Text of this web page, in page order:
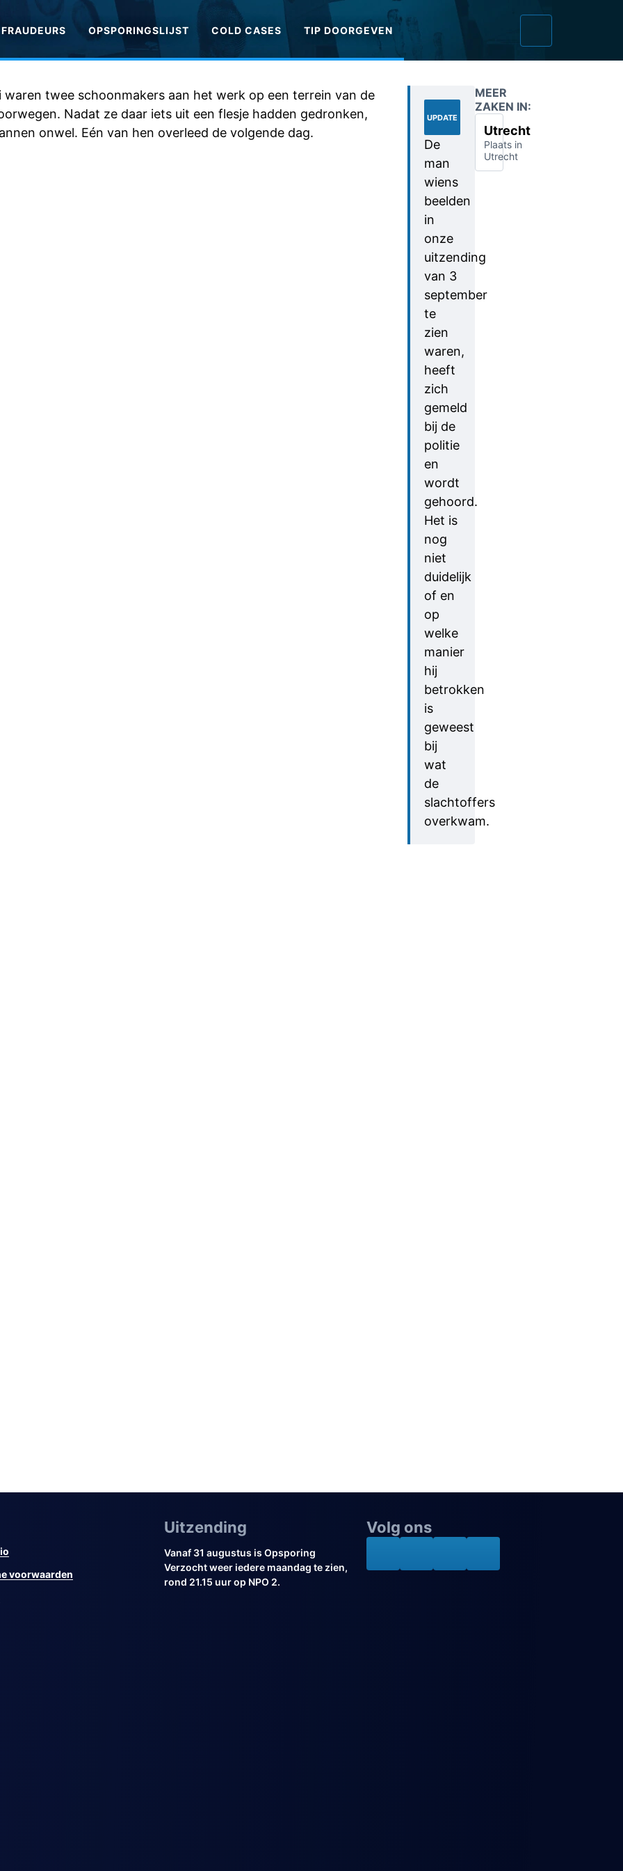
FRAUDEURS OPSPORINGSLIJST COLD CASES TIP DOORGEVEN
waren twee schoonmakers aan het werk op een terrein van de
Nadat ze daar iets uit een flesje hadden gedronken,
onwel. Eén van hen overleed de volgende dag.
UPDATE
04-
09-
2024
De
man
wiens
beelden
in
onze
uitzending
van 3
september
te
zien
waren,
heeft
zich
gemeld
bij de
politie
en
wordt
gehoord.
Het is
nog
niet
duidelijk
of en
op
welke
manier
hij
betrokken
is
geweest
bij
wat
de
slachtoffers
overkwam.
MEER
ZAKEN IN:
Utrecht
Plaats in
Utrecht
voorwaarden
Uitzending
Vanaf 31 augustus is Opsporing
Verzocht weer iedere maandag te zien,
rond 21.15 uur op NPO 2.
Volg ons